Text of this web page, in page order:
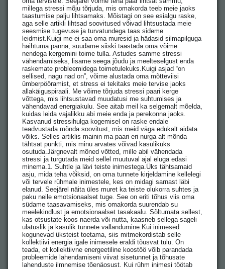
millega stressi mõju tõrjuda, mis omakorda teeb meie jaoks
taastumise palju lihtsamaks. Mõistagi on see esialgu raske,
aga selle artikli lihtsad soovitused võivad lihtsustada meie
seesmise tugevuse ja turvatundega taas sideme
leidmist.Kuigi me ei saa oma muresid ja hädasid silmapilguga
haihtuma panna, suudame siiski taastada oma võime
nendega kergemini toime tulla. Astudes samme stressi
vähendamiseks, lisame seega jõudu ja meelteselgust enda
raskemate probleemidega toimetulekuks.Kuigi asjad “on
sellised, nagu nad on”, võime alustada oma mõtteviisi
ümberpööramist, et stress ei tekitaks meie tervise jaoks
allakäiguspiraali. Me võime tõrjuda stressi paari kerge
võttega, mis lihtsustavad muudatusi me suhtumises ja
vähendavad energiakulu. See aitab meil ka selgemalt mõelda,
kuidas leida vajalikku abi meie enda ja perekonna jaoks.
Kasvanud stressihulga kogemisel on raske endale
teadvustada mõnda soovitust, mis meid väga edukalt aidata
võiks. Selles artiklis mainin ma paari eri nurga alt mõnda
tähtsat punkti, mis minu arvates võivad kasulikuks
osutuda.Järgnevalt mõned võtted, mille abil vähendada
stressi ja turgutada meid sellel muutuval ajal eluga edasi
minema.1. Suhtle ja lävi teiste inimestega.Üks tähtsamaid
asju, mida teha võiksid, on oma tunnete kirjeldamine kellelegi
või tervele rühmale inimestele, kes on midagi sarnast läbi
elanud. Seejärel näita üles muret ka teiste olukorra suhtes ja
paku neile emotsionaalset tuge. See on eriti tõhus viis oma
südame taasavamiseks, mis omakorda suurendab su
meelekindlust ja emotsionaalset tasakaalu. Sõltumata sellest,
kas otsustate koos naerda või nutta, kaasneb sellega sageli
ulatuslik ja kasulik tunnete vallandumine.Kui inimesed
kogunevad üksteist toetama, siis mitmekordistab selle
kollektiivi energia igale inimesele eraldi tõusvat tulu. On
teada, et kollektiivne energeetiline koostöö võib parandada
probleemide lahendamiseni viivat sisetunnet ja tõhusate
lahenduste ilmnemise tõenäosust. Kui rühm inimesi töötab